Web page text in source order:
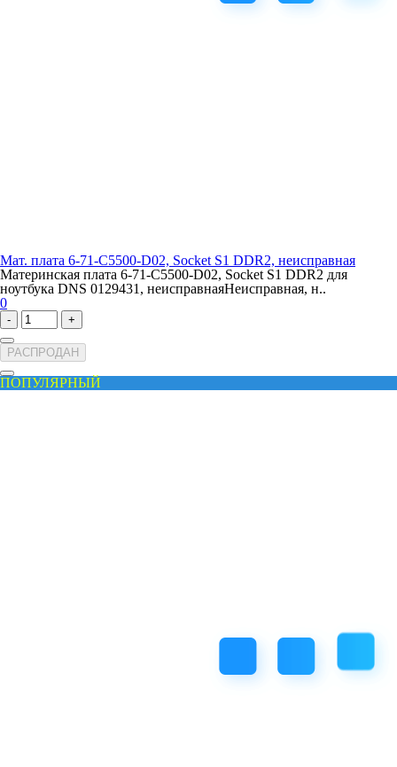
Мат. плата 6-71-C5500-D02, Socket S1 DDR2, неисправная
Материнская плата 6-71-C5500-D02, Socket S1 DDR2 для
ноутбука DNS 0129431, неисправнаяНеисправная, н..
0
- +
РАСПРОДАН
ПОПУЛЯРНЫЙ